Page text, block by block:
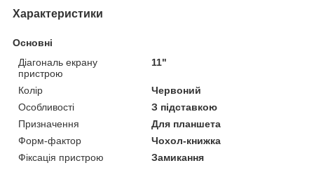
Характеристики
Основні
Діагональ екрану
пристрою
11"
Колір
Червоний
Особливості
З підставкою
Призначення
Для планшета
Форм-фактор
Чохол-книжка
Фіксація пристрою
Замикання